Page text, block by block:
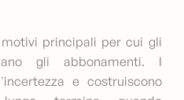
principali per cui gli
gli abbonamenti. I
e costruiscono